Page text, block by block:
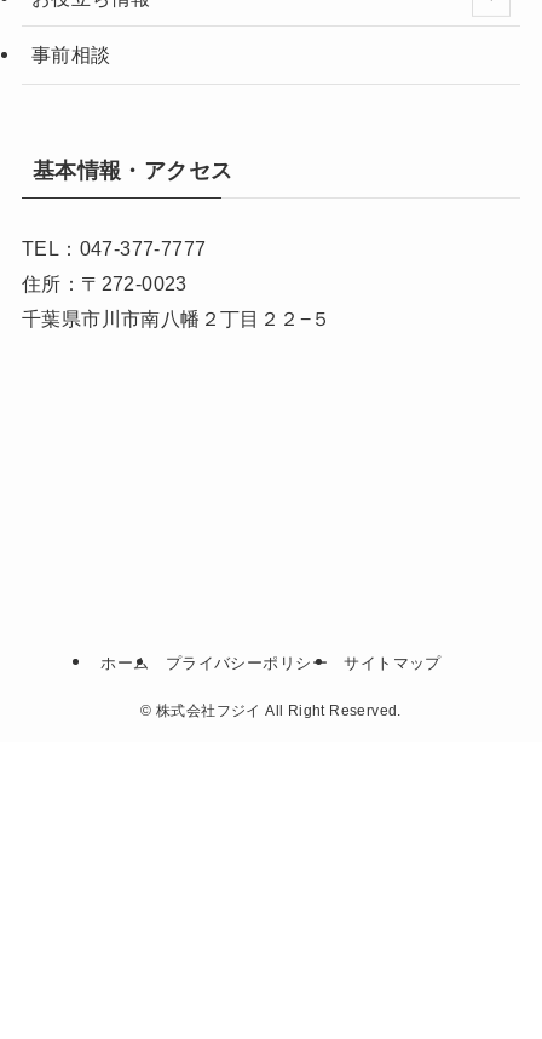
事前相談
基本情報・アクセス
TEL：047-377-7777
住所：〒272-0023
千葉県市川市南八幡２丁目２２−５
ホーム プライバシーポリシー サイトマップ
© 株式会社フジイ All Right Reserved.